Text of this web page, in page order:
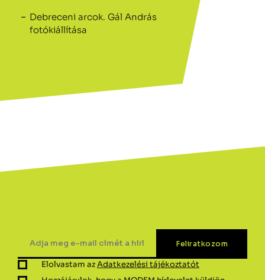
Debreceni arcok. Gál András
fotókiállítása
Elolvastam azAdatkezelési tájékoztatót